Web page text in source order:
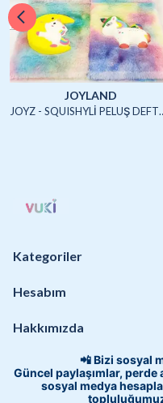
JOYLAND
JOYZ -
Kategoriler
Hesabım
Hakkımızda
📲 Bizi sosyal
Güncel paylaşımlar, perde
sosyal medya